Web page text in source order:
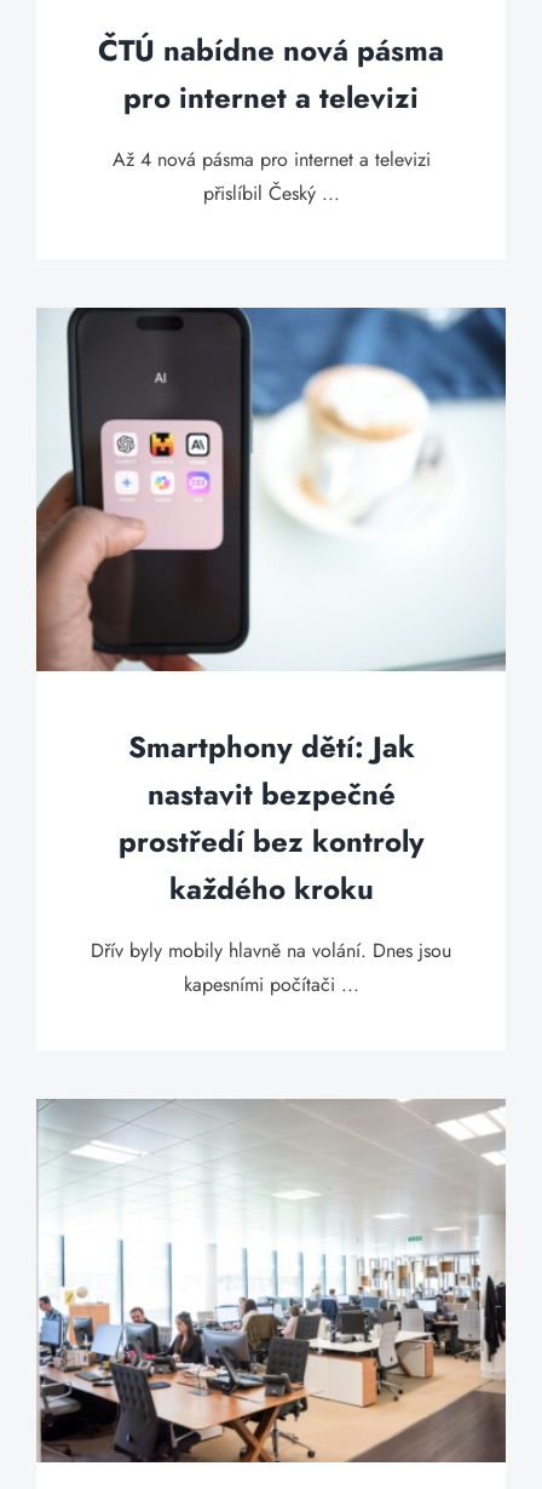
ČTÚ nabídne nová pásma
pro internet a televizi
Až 4 nová pásma pro internet a televizi
přislíbil Český ...
Smartphony dětí: Jak
nastavit bezpečné
prostředí bez kontroly
každého kroku
Dřív byly mobily hlavně na volání. Dnes jsou
kapesními počítači ...